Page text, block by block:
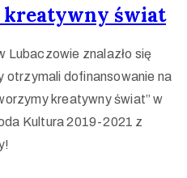
kreatywny świat
Lubaczowie znalazło się
dofinansowanie na
kreatywny świat” w
Kultura 2019-2021 z